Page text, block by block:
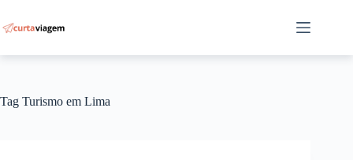
para
o
Tag Turismo em Lima